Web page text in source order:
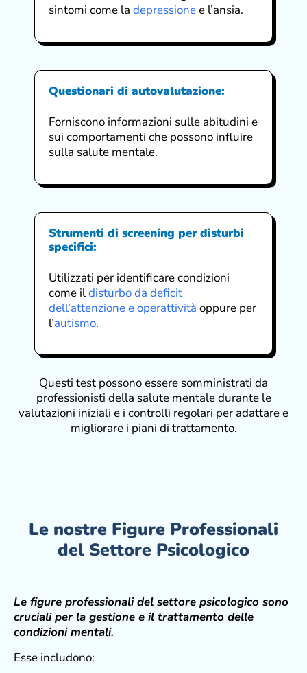
sintomi come la depressionee l’ansia.
Questionari di autovalutazione:
Forniscono informazioni sulle abitudini e
sui comportamenti che possono influire
sulla salute mentale.
Strumenti di screening per disturbi
specifici:
Utilizzati per identificare condizioni
come ildisturbo da deficit
dell’attenzione e operattività oppure per
l’autismo.
Questi test possono essere somministrati da
professionisti della salute mentale durante le
valutazioni iniziali e i controlli regolari per adattare e
migliorare i piani di trattamento.
Le nostre Figure Professionali
del Settore Psicologico
Le figure professionali del settore psicologico sono
cruciali per la gestione e il trattamento delle
condizioni mentali.
Esse includono: